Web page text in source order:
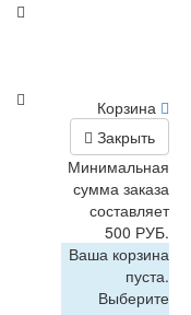
Корзина
Закрыть
Минимальная
сумма заказа
составляет
500 РУБ.
Ваша корзина
пуста.
Выберите